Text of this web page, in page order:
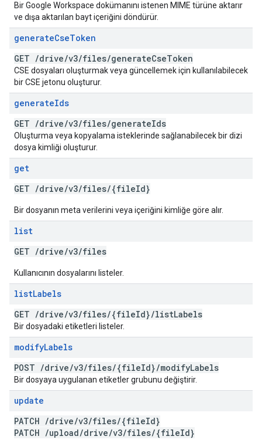
Bir Google Workspace dokümanını istenen MIME türüne aktarır
ve dışa aktarılan bayt içeriğini döndürür.
generateCseToken
GET /drive/v3/files/generateCseToken
CSE dosyaları oluşturmak veya güncellemek için kullanılabilecek
bir CSE jetonu oluşturur.
generateIds
GET /drive/v3/files/generateIds
Oluşturma veya kopyalama isteklerinde sağlanabilecek bir dizi
dosya kimliği oluşturur.
get
GET /drive/v3/files/{fileId}
Bir dosyanın meta verilerini veya içeriğini kimliğe göre alır.
list
GET /drive/v3/files
Kullanıcının dosyalarını listeler.
listLabels
GET /drive/v3/files/{fileId}/listLabels
Bir dosyadaki etiketleri listeler.
modifyLabels
POST /drive/v3/files/{fileId}/modifyLabels
Bir dosyaya uygulanan etiketler grubunu değiştirir.
update
PATCH /drive/v3/files/{fileId}
PATCH /upload/drive/v3/files/{fileId}